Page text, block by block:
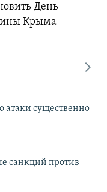
День
Крыма
атаки существенно
санкций против